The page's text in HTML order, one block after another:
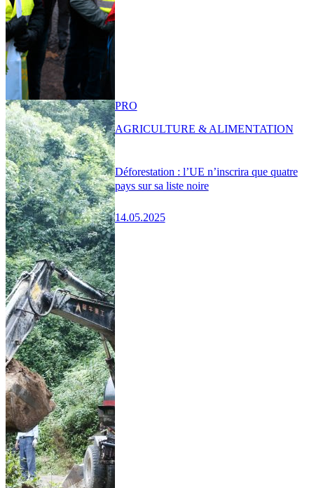
Déforestation : l’UE n’inscrira que quatre
pays sur sa liste noire
14.05.2025
PRO
AGRICULTURE & ALIMENTATION